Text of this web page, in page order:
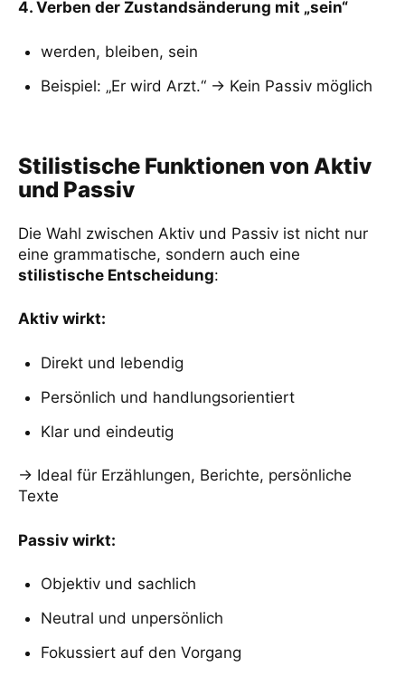
4. Verben der Zustandsänderung mit „sein“
werden, bleiben, sein
Beispiel: „Er wird Arzt.“ → Kein Passiv möglich
Stilistische Funktionen von Aktiv
und Passiv
Die Wahl zwischen Aktiv und Passiv ist nicht nur
eine grammatische, sondern auch eine
stilistische Entscheidung:
Aktiv wirkt:
Direkt und lebendig
Persönlich und handlungsorientiert
Klar und eindeutig
→ Ideal für Erzählungen, Berichte, persönliche
Texte
Passiv wirkt:
Objektiv und sachlich
Neutral und unpersönlich
Fokussiert auf den Vorgang